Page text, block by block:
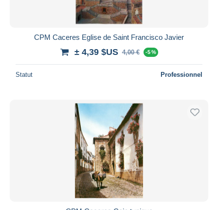
CPM Caceres Eglise de Saint Francisco Javier
± 4,39 $US 4,00 € -5 %
Statut Professionnel